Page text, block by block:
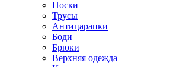
Носки
Трусы
Антицарапки
Боди
Брюки
Верхняя одежда